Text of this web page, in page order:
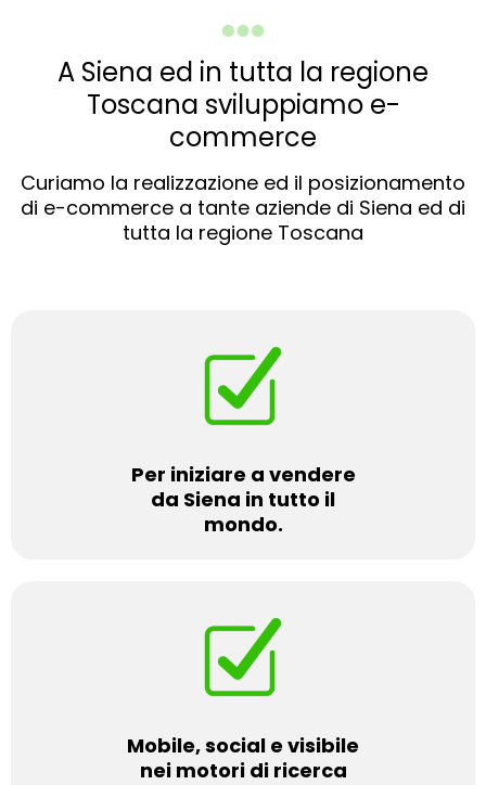
A Siena ed in tutta la regione
Toscana sviluppiamo e-
commerce
Curiamo la realizzazione ed il posizionamento
di e-commerce a tante aziende di Siena ed di
tutta la regione Toscana
Per iniziare a vendere
da Siena in tutto il
mondo.
Mobile, social e visibile
nei motori di ricerca